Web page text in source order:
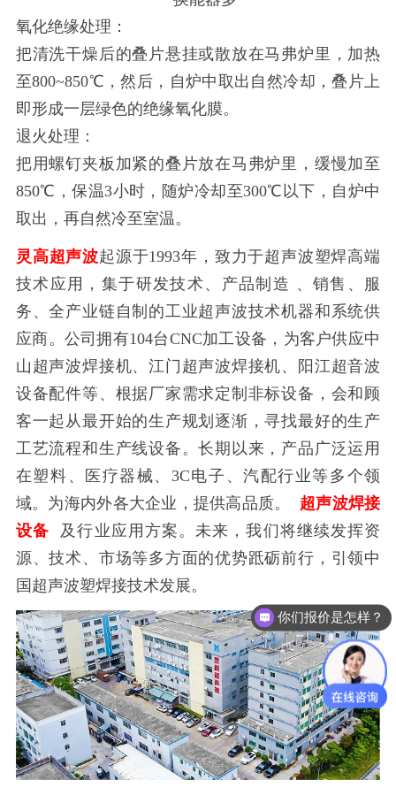
氧化绝缘处理：
把清洗干燥后的叠片悬挂或散放在马弗炉里，加热
至800~850℃，然后，自炉中取出自然冷却，叠片上
即形成一层绿色的绝缘氧化膜。
退火处理：
把用螺钉夹板加紧的叠片放在马弗炉里，缓慢加至
850℃，保温3小时，随炉冷却至300℃以下，自炉中
取出，再自然冷至室温。
灵高超声波起源于1993年，致力于超声波塑焊高端
技术应用，集于研发技术、产品制造 、销售、服
务、全产业链自制的工业超声波技术机器和系统供
应商。公司拥有104台CNC加工设备，为客户供应中
山超声波焊接机、江门超声波焊接机、阳江超音波
设备配件等、根据厂家需求定制非标设备，会和顾
客一起从最开始的生产规划逐渐，寻找最好的生产
工艺流程和生产线设备。长期以来，产品广泛运用
在塑料、医疗器械、3C电子、汽配行业等多个领
域。为海内外各大企业，提供高品质。
超声波焊接
设备
及行业应用方案。未来，我们将继续发挥资
源、技术、市场等多方面的优势䟡砺前行，引领中
国超声波塑焊接技术发展。
你们报价是怎样？